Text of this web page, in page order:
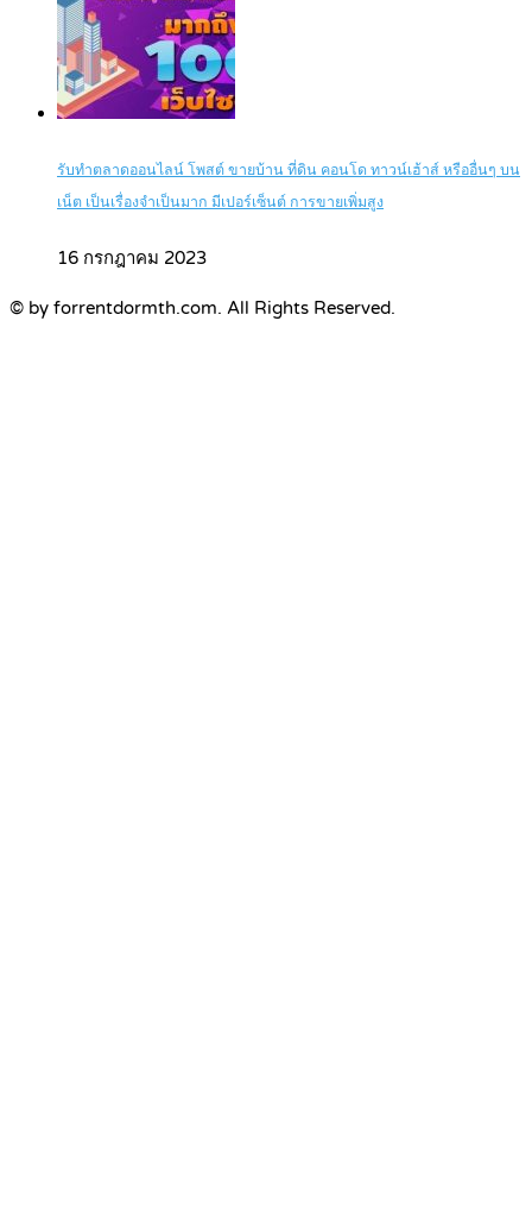
รับทำตลาดออนไลน์ โพสต์ ขายบ้าน ที่ดิน คอนโด ทาวน์เฮ้าส์ หรืออื่นๆ บน
เน็ต เป็นเรื่องจำเป็นมาก มีเปอร์เซ็นต์ การขายเพิ่มสูง
16 กรกฎาคม 2023
© by forrentdormth.com. All Rights Reserved.